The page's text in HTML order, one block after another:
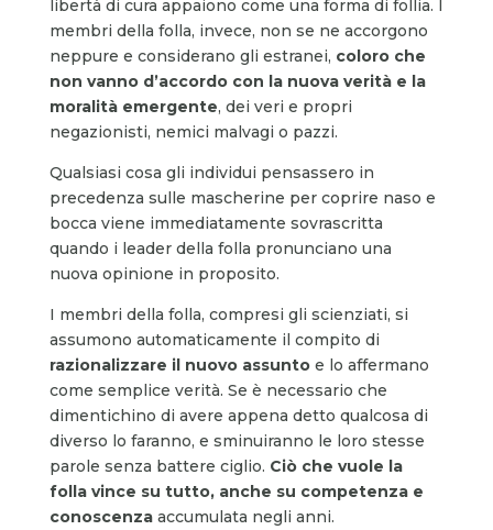
libertà di cura appaiono come una forma di follia. I
membri della folla, invece, non se ne accorgono
neppure e considerano gli estranei, coloro che
non vanno d’accordo con la nuova verità e la
moralità emergente, dei veri e propri
negazionisti, nemici malvagi o pazzi.
Qualsiasi cosa gli individui pensassero in
precedenza sulle mascherine per coprire naso e
bocca viene immediatamente sovrascritta
quando i leader della folla pronunciano una
nuova opinione in proposito.
I membri della folla, compresi gli scienziati, si
assumono automaticamente il compito di
razionalizzare il nuovo assuntoe lo affermano
come semplice verità. Se è necessario che
dimentichino di avere appena detto qualcosa di
diverso lo faranno, e sminuiranno le loro stesse
parole senza battere ciglio. Ciò che vuole la
folla vince su tutto, anche su competenza e
conoscenzaaccumulata negli anni.